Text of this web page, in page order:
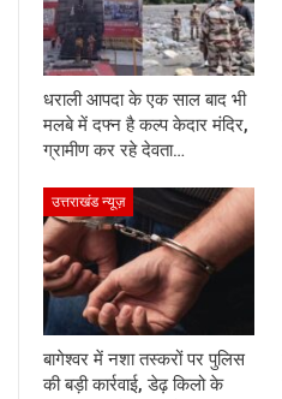
धराली आपदा के एक साल बाद भी
मलबे में दफ्न है कल्प केदार मंदिर,
ग्रामीण कर रहे देवता…
उत्तराखंड न्यूज़
बागेश्वर में नशा तस्करों पर पुलिस
की बड़ी कार्रवाई, डेढ़ किलो के